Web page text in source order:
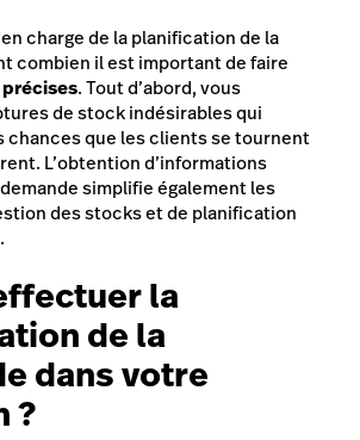
charge de la planification de la
combien il est important de faire
. Tout d’abord, vous
de stock indésirables qui
chances que les clients se tournent
L’obtention d’informations
simplifie également les
des stocks et de planification
la
de la
dans votre
?